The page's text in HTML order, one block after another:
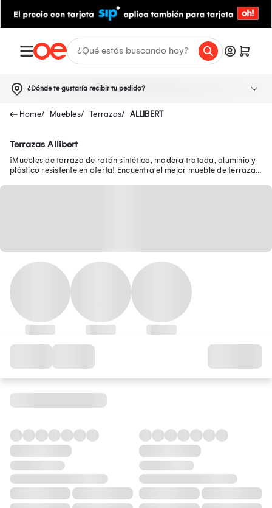
¿Dónde te gustaría recibir tu pedido?
Muebles Terrazas ALLIBERT
Terrazas Allibert
¡Muebles de terraza de ratán sintético, madera tratada, aluminio y
plástico resistente en oferta! Encuentra el mejor mueble de terraza